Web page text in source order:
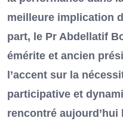
meilleure implication
part, le Pr Abdellatif
émérite et ancien
l’accent sur la
participative et
rencontré